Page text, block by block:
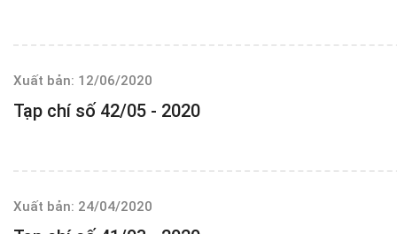
Xuất bản: 12/06/2020
Tạp chí số 42/05 - 2020
Xuất bản: 24/04/2020